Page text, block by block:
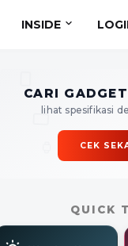
INSIDE
CARI
lihat spesifikasi
CEK
QUICK